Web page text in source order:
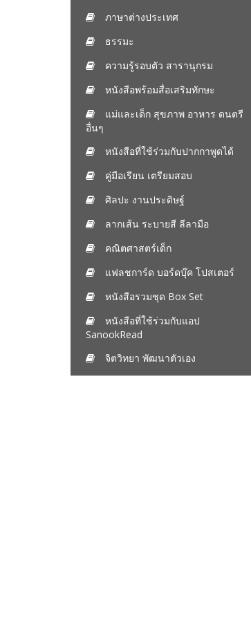
ภาษาต่างประเทศ
ธรรมะ
ความรู้รอบตัว สารานุกรม
หนังสือพร้อมสื่อเสริมทักษะ
แม่และเด็ก สุขภาพ อาหาร ดนตรี
อื่นๆ
หนังสือที่ใช้ร่วมกับปากกาพูดได้
คู่มือเรียน เตรียมสอบ
ศิลปะ งานประดิษฐ์
ลากเส้น ระบายสี ลีลามือ
คณิตศาสตร์เด็ก
แฟลชการ์ด บอร์ดบุ๊ค โปสเตอร์
หนังสือรวมชุด Box Set
หนังสือที่ใช้ร่วมกับแอป
SanookRead
จิตวิทยา พัฒนาตัวเอง